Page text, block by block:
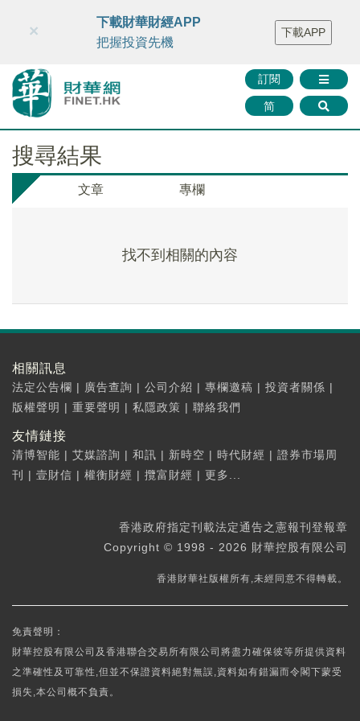
財華智庫網 FINTV FINMETA 財華證券 媒體矩陣
智庫沙龍
聯絡我們
訂閱
简
×
下載財華財經APP
把握投資先機
下載APP
搜尋結果
文章 專欄
找不到相關的內容
相關訊息
法定公告欄 | 廣告查詢 | 公司介紹 | 專欄邀稿 | 投資者關係 |
版權聲明 | 重要聲明 | 私隱政策 | 聯絡我們
友情鏈接
清博智能 | 艾媒諮詢 | 和訊 | 新時空 | 時代財經 | 證券市場周
刊
| 壹財信 | 權衡財經 | 攬富財經 | 更多...
香港政府指定刊載法定通告之憲報刊登報章
Copyright © 1998 - 2026 財華控股有限公司
香港財華社版權所有,未經同意不得轉載。
免責聲明：
財華控股有限公司及香港聯合交易所有限公司將盡力確保彼等所提供資料
之準確性及可靠性,但並不保證資料絕對無誤,資料如有錯漏而令閣下蒙受
損失,本公司概不負責。